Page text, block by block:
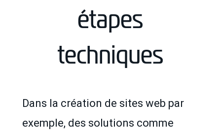
étapes
techniques
Dans la création de sites web par
exemple, des solutions comme